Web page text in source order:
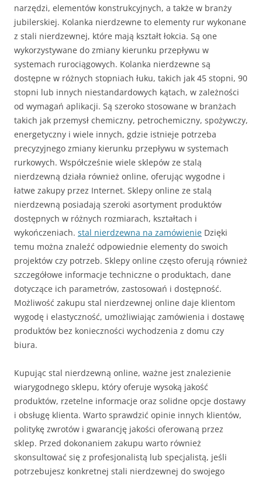
narzędzi, elementów konstrukcyjnych, a także w branży
jubilerskiej. Kolanka nierdzewne to elementy rur wykonane
z stali nierdzewnej, które mają kształt łokcia. Są one
wykorzystywane do zmiany kierunku przepływu w
systemach rurociągowych. Kolanka nierdzewne są
dostępne w różnych stopniach łuku, takich jak 45 stopni, 90
stopni lub innych niestandardowych kątach, w zależności
od wymagań aplikacji. Są szeroko stosowane w branżach
takich jak przemysł chemiczny, petrochemiczny, spożywczy,
energetyczny i wiele innych, gdzie istnieje potrzeba
precyzyjnego zmiany kierunku przepływu w systemach
rurkowych. Współcześnie wiele sklepów ze stalą
nierdzewną działa również online, oferując wygodne i
łatwe zakupy przez Internet. Sklepy online ze stalą
nierdzewną posiadają szeroki asortyment produktów
dostępnych w różnych rozmiarach, kształtach i
wykończeniach. stal nierdzewna na zamówienie Dzięki
temu można znaleźć odpowiednie elementy do swoich
projektów czy potrzeb. Sklepy online często oferują również
szczegółowe informacje techniczne o produktach, dane
dotyczące ich parametrów, zastosowań i dostępność.
Możliwość zakupu stal nierdzewnej online daje klientom
wygodę i elastyczność, umożliwiając zamówienia i dostawę
produktów bez konieczności wychodzenia z domu czy
biura.
Kupując stal nierdzewną online, ważne jest znalezienie
wiarygodnego sklepu, który oferuje wysoką jakość
produktów, rzetelne informacje oraz solidne opcje dostawy
i obsługę klienta. Warto sprawdzić opinie innych klientów,
politykę zwrotów i gwarancję jakości oferowaną przez
sklep. Przed dokonaniem zakupu warto również
skonsultować się z profesjonalistą lub specjalistą, jeśli
potrzebujesz konkretnej stali nierdzewnej do swojego